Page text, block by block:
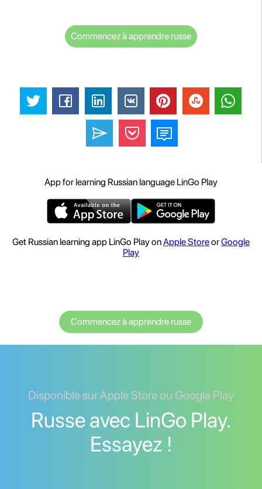
Commencez à apprendre russe
App for learning Russian language LinGo Play
Get Russian learning app LinGo Play onApple StoreorGoogle
Play
Commencez à apprendre russe
Disponible sur Apple Store ou Google Play
Russe avec LinGo Play.
Essayez !